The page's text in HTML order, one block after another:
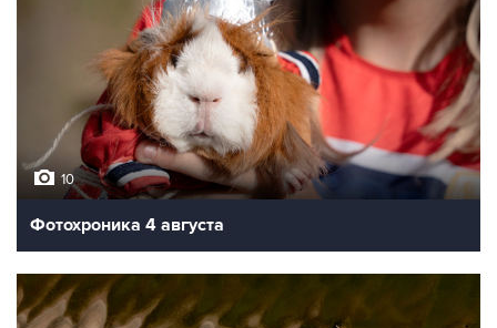
10
Фотохроника 4 августа